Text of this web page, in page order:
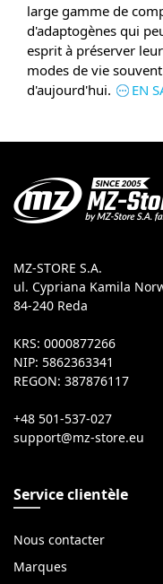
large gamme de
d'adaptogènes qui
esprit à préserver
modes de vie
d'aujourd'hui.
EN
MZ-STORE S.A.
ul. Cypriana Kamila
84-240 Reda
KRS: 0000877266
NIP: 5862363341
REGON: 387876117
+48 501-537-027
Service clientèle
Nous contacter
Marques